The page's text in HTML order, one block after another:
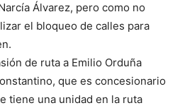
Álvarez, pero como no
el bloqueo de calles para
de ruta a Emilio Orduña
que es concesionario
tiene una unidad en la ruta